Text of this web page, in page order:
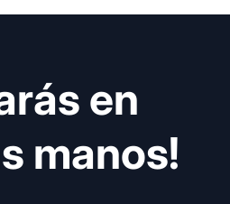
en
manos!